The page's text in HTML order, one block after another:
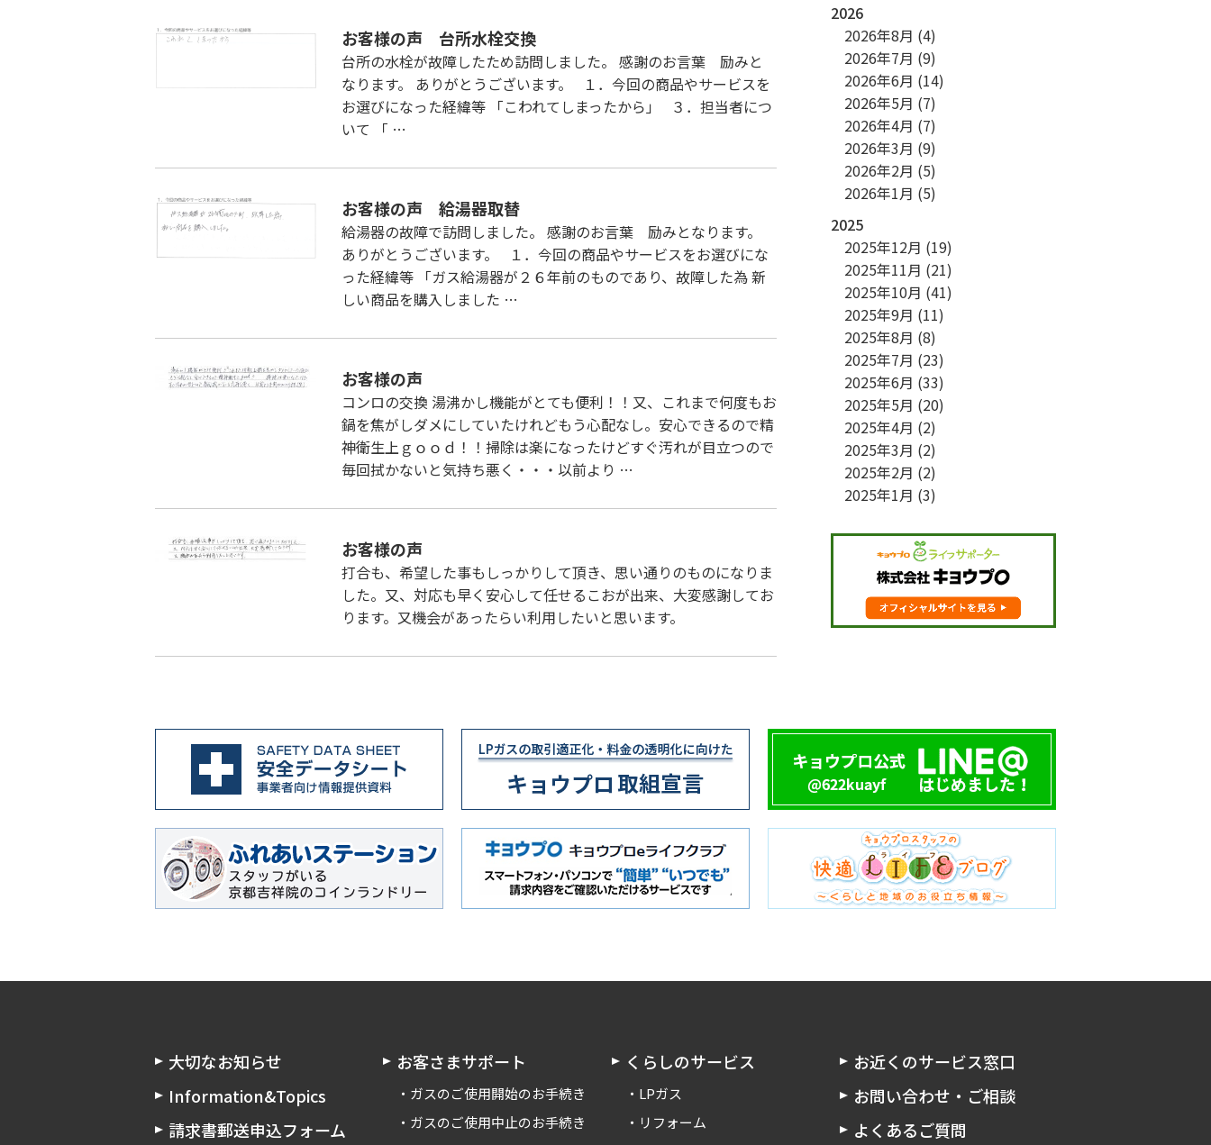
お客様の声 台所水栓交換
台所の水栓が故障したため訪問しました。 感謝のお言葉 励みと
なります。 ありがとうございます。 １．今回の商品やサービスを
お選びになった経緯等 「こわれてしまったから」 ３．担当者につ
いて 「 …
お客様の声 給湯器取替
給湯器の故障で訪問しました。 感謝のお言葉 励みとなります。
ありがとうございます。 １．今回の商品やサービスをお選びにな
った経緯等 「ガス給湯器が２６年前のものであり、故障した為 新
しい商品を購入しました …
お客様の声
コンロの交換 湯沸かし機能がとても便利！！又、これまで何度もお
鍋を焦がしダメにしていたけれどもう心配なし。安心できるので精
神衛生上ｇｏｏｄ！！掃除は楽になったけどすぐ汚れが目立つので
毎回拭かないと気持ち悪く・・・以前より …
お客様の声
打合も、希望した事もしっかりして頂き、思い通りのものになりま
した。又、対応も早く安心して任せるこおが出来、大変感謝してお
ります。又機会があったらい利用したいと思います。
2026
2026年8月 (4)
2026年7月 (9)
2026年6月 (14)
2026年5月 (7)
2026年4月 (7)
2026年3月 (9)
2026年2月 (5)
2026年1月 (5)
2025
2025年12月 (19)
2025年11月 (21)
2025年10月 (41)
2025年9月 (11)
2025年8月 (8)
2025年7月 (23)
2025年6月 (33)
2025年5月 (20)
2025年4月 (2)
2025年3月 (2)
2025年2月 (2)
2025年1月 (3)
大切なお知らせ
Information&Topics
請求書郵送申込フォーム
お客さまサポート
ガスのご使用開始のお手続き
ガスのご使用中止のお手続き
くらしのサービス
LPガス
リフォーム
お近くのサービス窓口
お問い合わせ・ご相談
よくあるご質問